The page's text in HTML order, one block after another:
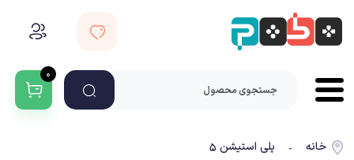
۰
خانه -
پلی استیشن ۵